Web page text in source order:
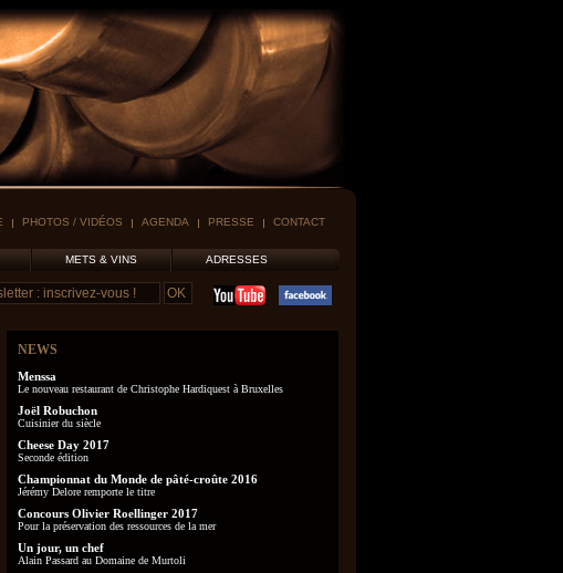
PHOTOS / VIDÉOS AGENDA PRESSE CONTACT
METS & VINS ADRESSES
NEWS
Menssa
Le nouveau restaurant de Christophe Hardiquest à Bruxelles
Joël Robuchon
Cuisinier du siècle
Cheese Day 2017
Seconde édition
Championnat du Monde de pâté-croûte 2016
Jérémy Delore remporte le titre
Concours Olivier Roellinger 2017
Pour la préservation des ressources de la mer
Un jour, un chef
Alain Passard au Domaine de Murtoli